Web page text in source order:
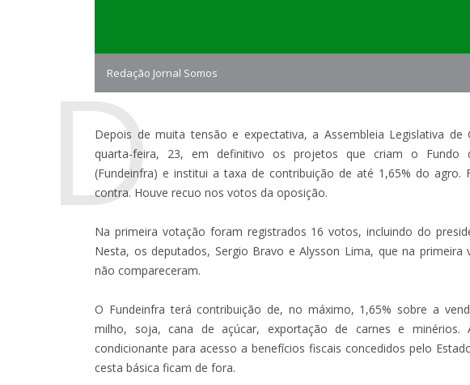
Redação Jornal Somos
D
Depois de muita tensão e expectativa, a Assembleia Legislativa de
quarta-feira, 23, em definitivo os projetos que criam o Fundo
(Fundeinfra) e institui a taxa de contribuição de até 1,65% do
contra. Houve recuo nos votos da oposição.
Na primeira votação foram registrados 16 votos, incluindo do
Nesta, os deputados, Sergio Bravo e Alysson Lima, que na
não compareceram.
O Fundeinfra terá contribuição de, no máximo, 1,65% sobre a
milho, soja, cana de açúcar, exportação de carnes e minérios.
condicionante para acesso a benefícios fiscais concedidos pelo
cesta básica ficam de fora.